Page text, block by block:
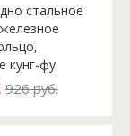
стальное
кунг-фу
926 руб.